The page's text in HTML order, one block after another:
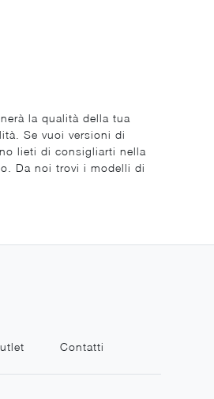
la qualità della tua
Se vuoi versioni di
lieti di consigliarti nella
Da noi trovi i modelli di
Contatti